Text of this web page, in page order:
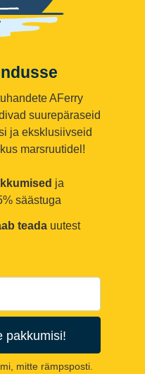
AFerry
suurepäraseid
ja eksklusiivseid
marsruutidel!
ja
säästuga
teada uutest
pakkumisi!
mitte rämpsposti.